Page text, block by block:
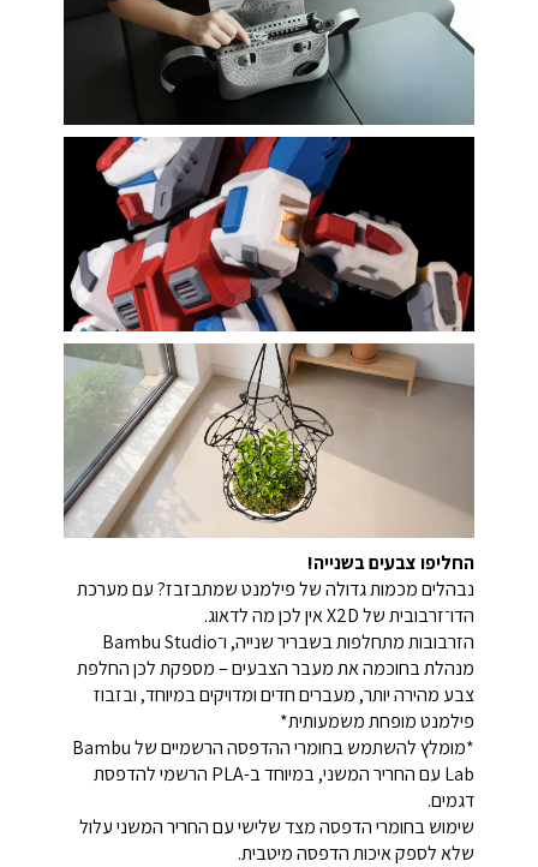
החליפו צבעים בשנייה!
נבהלים מכמות גדולה של פילמנט שמתבזבז? עם מערכת
הדו־זרבובית של X2D אין לכן מה לדאוג.
הזרבובות מתחלפות בשבריר שנייה, ו־Bambu Studio
מנהלת בחוכמה את מעבר הצבעים – מספקת לכן החלפת
צבע מהירה יותר, מעברים חדים ומדויקים במיוחד, ובזבוז
פילמנט מופחת משמעותית*
*מומלץ להשתמש בחומרי ההדפסה הרשמיים של Bambu
Lab עם החריר המשני, במיוחד ב-PLA הרשמי להדפסת
דגמים.
שימוש בחומרי הדפסה מצד שלישי עם החריר המשני עלול
שלא לספק איכות הדפסה מיטבית.